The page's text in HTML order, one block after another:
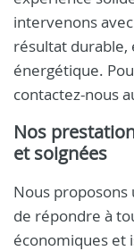
intervenons
résultat
énergétique.
contactez-nous
Nos
et soignées
Nous
de répondre à
économiques et